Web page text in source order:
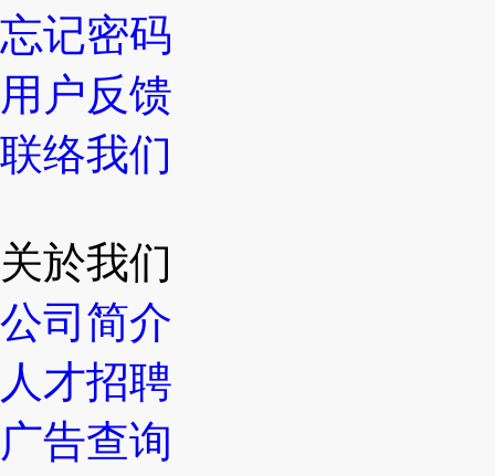
忘记密码
用户反馈
联络我们
关於我们
公司简介
人才招聘
广告查询